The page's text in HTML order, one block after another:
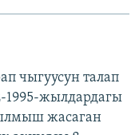
чыгуусун талап
1995-жылдардагы
жасаган